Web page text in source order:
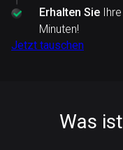
Erhalten Sie
Minuten!
Jetzt tauschen
Was